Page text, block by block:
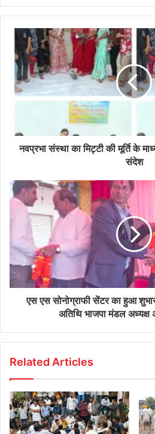
नवप्रभा संस्था का मिट्टी की मूर्ति के
संदेश
एस एस सोनोग्राफी सेंटर का हुआ
अतिथि भाजपा मंडल अध्यक्ष
Related Articles